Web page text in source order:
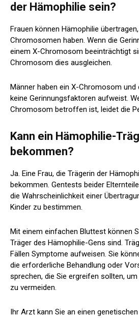
der Hämophilie sein?
Frauen können Hämophilie
Chromosomen haben. Wenn die
einem X-Chromosom beeinträchtigt
Chromosom dies ausgleichen.
Männer haben ein X-Chromosom
keine Gerinnungsfaktoren aufweist.
Chromosom betroffen ist, leidet die
Kann ein Hämophilie-
bekommen?
Ja. Eine Frau, die Trägerin der
bekommen. Gentests beider
die Wahrscheinlichkeit einer
Kinder zu bestimmen.
Mit einem einfachen Bluttest können
Träger des Hämophilie-Gens sind.
Fällen Symptome aufweisen. Sie
die erforderliche Behandlung oder
sprechen, die Sie ergreifen sollten,
zu vermeiden.
Ihr Arzt kann Sie an einen